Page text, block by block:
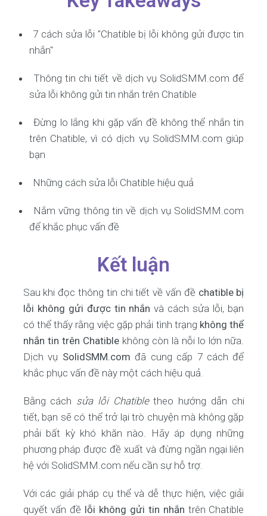
7 cách sửa lỗi "Chatible bị lỗi không gửi được tin
nhắn"
Thông tin chi tiết về dịch vụ SolidSMM.com để
sửa lỗi không gửi tin nhắn trên Chatible
Đừng lo lắng khi gặp vấn đề không thể nhắn tin
trên Chatible, vì có dịch vụ SolidSMM.com giúp
bạn
Những cách sửa lỗi Chatible hiệu quả
Nắm vững thông tin về dịch vụ SolidSMM.com
để khắc phục vấn đề
Kết luận
Sau khi đọc thông tin chi tiết về vấn đề chatible bị
lỗi không gửi được tin nhắn và cách sửa lỗi, bạn
có thể thấy rằng việc gặp phải tình trạng không thể
nhắn tin trên Chatiblekhông còn là nỗi lo lớn nữa.
Dịch vụ SolidSMM.com đã cung cấp 7 cách để
khắc phục vấn đề này một cách hiệu quả.
Bằng cách sửa lỗi Chatibletheo hướng dẫn chi
tiết, bạn sẽ có thể trở lại trò chuyện mà không gặp
phải bất kỳ khó khăn nào. Hãy áp dụng những
phương pháp được đề xuất và đừng ngần ngại liên
hệ với SolidSMM.com nếu cần sự hỗ trợ.
Với các giải pháp cụ thể và dễ thực hiện, việc giải
quyết vấn đề lỗi không gửi tin nhắn trên Chatible